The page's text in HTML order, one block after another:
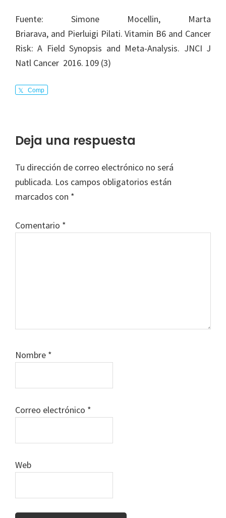
Fuente: Simone Mocellin, Marta
Briarava, and Pierluigi Pilati. Vitamin B6 and Cancer
Risk: A Field Synopsis and Meta-Analysis. JNCI J
Natl Cancer 2016. 109 (3)
Comp
Interacciones
los
lectores
Deja una respuesta
Tu dirección de correo electrónico no será
publicada. Los campos obligatorios están
marcados con *
Comentario *
Nombre *
Correo electrónico *
Web